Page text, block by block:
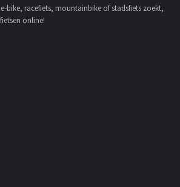
bike, racefiets, mountainbike of stadsfiets zoekt,
online!